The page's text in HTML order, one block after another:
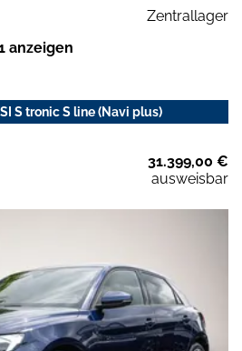
Zentrallager
anzeigen
S tronic S line (Navi plus)
31.399,00 €
ausweisbar